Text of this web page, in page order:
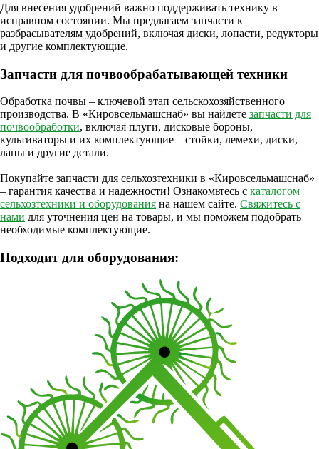
Для внесения удобрений важно поддерживать технику в
исправном состоянии. Мы предлагаем запчасти к
разбрасывателям удобрений, включая диски, лопасти, редукторы
и другие комплектующие.
Запчасти для почвообрабатывающей техники
Обработка почвы – ключевой этап сельскохозяйственного
производства. В «Кировсельмашснаб» вы найдете запчасти для
почвообработки, включая плуги, дисковые бороны,
культиваторы и их комплектующие – стойки, лемехи, диски,
лапы и другие детали.
Покупайте запчасти для сельхозтехники в «Кировсельмашснаб»
– гарантия качества и надежности! Ознакомьтесь с каталогом
сельхозтехники и оборудования на нашем сайте. Свяжитесь с
нами для уточнения цен на товары, и мы поможем подобрать
необходимые комплектующие.
Подходит для оборудования: